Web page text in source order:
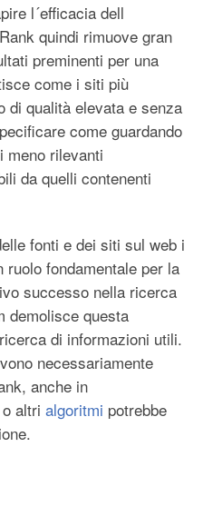
l´efficacia dell
quindi rimuove gran
preminenti per una
come i siti più
di qualità elevata e senza
come guardando
meno rilevanti
da quelli contenenti
fonti e dei siti sul web i
fondamentale per la
successo nella ricerca
demolisce questa
di informazioni utili.
necessariamente
anche in
o altri algoritmi potrebbe